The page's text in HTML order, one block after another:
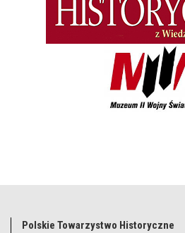
Polskie Towarzystwo Historyczne